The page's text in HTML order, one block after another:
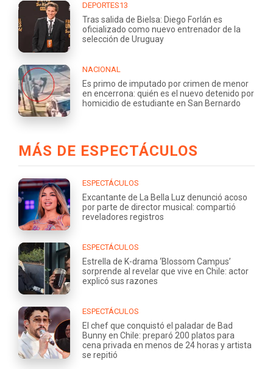
DEPORTES13
Tras salida de Bielsa: Diego Forlán es
oficializado como nuevo entrenador de la
selección de Uruguay
NACIONAL
Es primo de imputado por crimen de menor
en encerrona: quién es el nuevo detenido por
homicidio de estudiante en San Bernardo
MÁS DE ESPECTÁCULOS
ESPECTÁCULOS
Excantante de La Bella Luz denunció acoso
por parte de director musical: compartió
reveladores registros
ESPECTÁCULOS
Estrella de K-drama ‘Blossom Campus’
sorprende al revelar que vive en Chile: actor
explicó sus razones
ESPECTÁCULOS
El chef que conquistó el paladar de Bad
Bunny en Chile: preparó 200 platos para
cena privada en menos de 24 horas y artista
se repitió